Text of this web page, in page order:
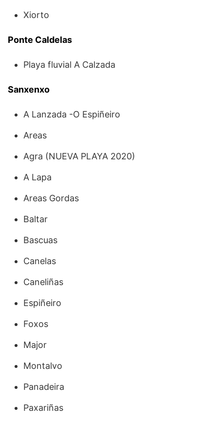
Xiorto
Ponte Caldelas
Playa fluvial A Calzada
Sanxenxo
A Lanzada -O Espiñeiro
Areas
Agra (NUEVA PLAYA 2020)
A Lapa
Areas Gordas
Baltar
Bascuas
Canelas
Caneliñas
Espiñeiro
Foxos
Major
Montalvo
Panadeira
Paxariñas